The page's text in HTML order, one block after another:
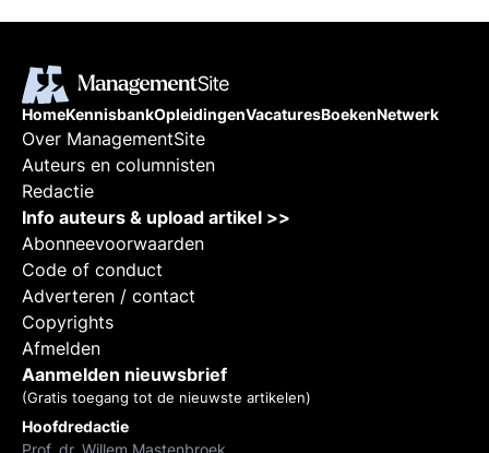
HomeKennisbankOpleidingenVacaturesBoekenNetwerk
Over ManagementSite
Auteurs en columnisten
Redactie
Info auteurs & upload artikel >>
Abonneevoorwaarden
Code of conduct
Adverteren / contact
Copyrights
Afmelden
Aanmelden nieuwsbrief
(Gratis toegang tot de nieuwste artikelen)
Hoofdredactie